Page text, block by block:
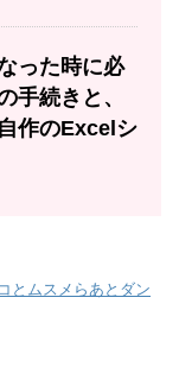
った時に必
手続きと、
作のExcelシ
とムスメらあとダン